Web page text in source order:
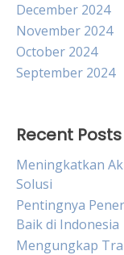
December 2024
November 2024
October 2024
September 2024
Recent Posts
Meningkatkan
Solusi
Pentingnya
Baik di Indonesia
Mengungkap